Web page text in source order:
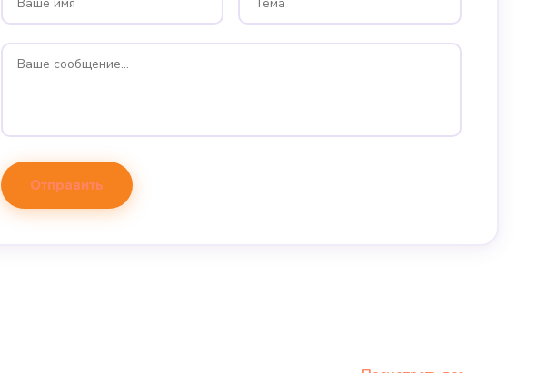
Отправить